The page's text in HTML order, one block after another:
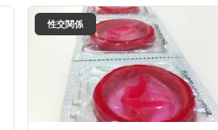
性交関係